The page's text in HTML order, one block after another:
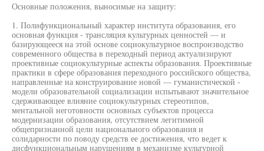
Основные положения, выносимые на защиту:
1. Полифункциональный характер института образования, его
основная функция - трансляция культурных ценностей — и
базирующееся на этой основе социокультурное воспроизводство
современного общества в переходный период актуализируют
проективные социокультурные аспекты образования. Проективные
практики в сфере образования переходного российского общества,
направленные на конструирование новой — гуманистической -
модели образовательной социализации испытывают значительное
сдерживающее влияние социокультурных стереотипов,
ментальной неготовности основных субъектов процесса
модернизации образования, отсутствием легитимной
общепризнанной цели национального образования и
солидарности по поводу средств ее достижения, что ведет к
дисфункциональным нарушениям в механизме культурной